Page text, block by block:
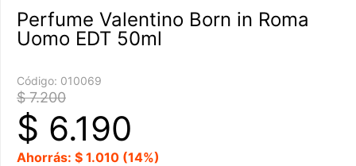
Perfume Valentino Born in Roma
Uomo EDT 50ml
Código: 010069
$ 7.200
$ 6.190
Ahorrás: $ 1.010 (14%)